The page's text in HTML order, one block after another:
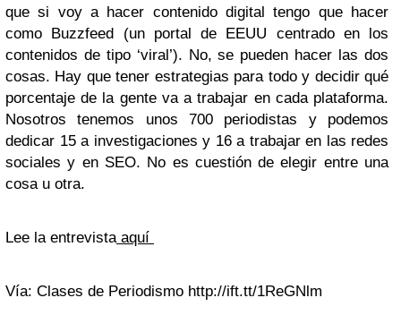
que si voy a hacer contenido digital tengo que hacer
como Buzzfeed (un portal de EEUU centrado en los
contenidos de tipo ‘viral’). No, se pueden hacer las dos
cosas. Hay que tener estrategias para todo y decidir qué
porcentaje de la gente va a trabajar en cada plataforma.
Nosotros tenemos unos 700 periodistas y podemos
dedicar 15 a investigaciones y 16 a trabajar en las redes
sociales y en SEO. No es cuestión de elegir entre una
cosa u otra.
Lee la entrevistaaquí
Vía: Clases de Periodismo http://ift.tt/1ReGNlm